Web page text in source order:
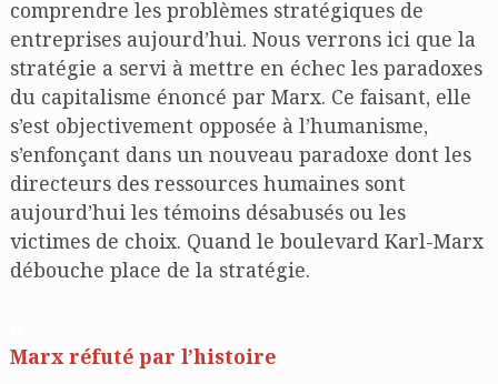
comprendre les problèmes stratégiques de
entreprises aujourd’hui. Nous verrons ici que la
stratégie a servi à mettre en échec les paradoxes
du capitalisme énoncé par Marx. Ce faisant, elle
s’est objectivement opposée à l’humanisme,
s’enfonçant dans un nouveau paradoxe dont les
directeurs des ressources humaines sont
aujourd’hui les témoins désabusés ou les
victimes de choix. Quand le boulevard Karl-Marx
débouche place de la stratégie.
Marx réfuté par l’histoire